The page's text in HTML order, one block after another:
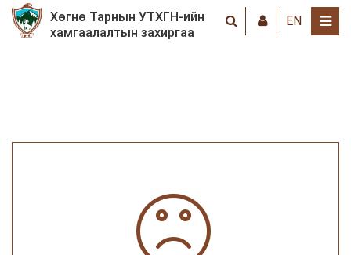
Хөгнө Тарнын УТХГН-ийн
хамгаалалтын захиргаа
EN